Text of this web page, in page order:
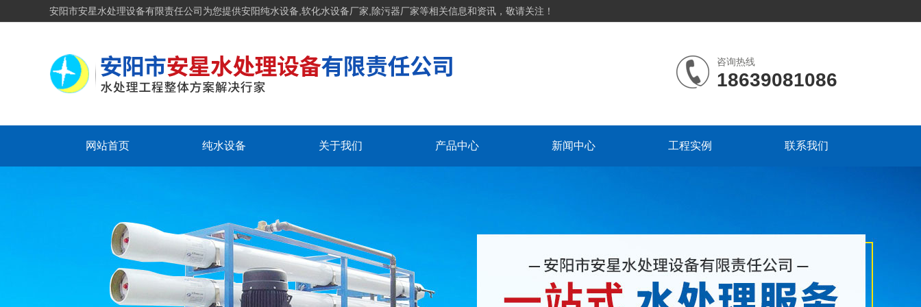
安阳市安星水处理设备有限责任公司为您提供安阳纯水设备,软化水设备厂家,除污器厂家等相关信息和资讯，敬请关注！
咨询热线
18639081086
网站首页 纯水设备 关于我们 产品中心 新闻中心 工程实例 联系我们